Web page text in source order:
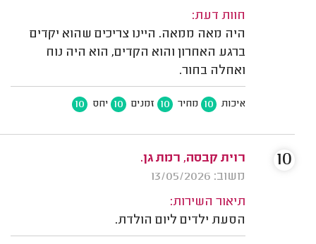
חוות דעת:
היה מאה ממאה. היינו צריכים שהוא יקדים
ברגע האחרון והוא הקדים, הוא היה נוח
ואחלה בחור.
איכות 10 מחיר 10 זמנים 10 יחס 10
רוית קבסה, רמת גן.
משוב: 13/05/2026
תיאור השירות:
הסעת ילדים ליום הולדת.
10